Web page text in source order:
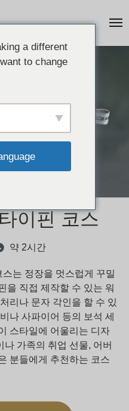
이핀 코스
약 2시간
는 정장을 멋스럽게 꾸밀
을 직접 제작할 수 있는 워
리나 문자 각인을 할 수 있
나 사파이어 등의 보석 세
스타일에 어울리는 디자
가족의 취업 선물, 어버
분들에게 추천하는 코스
a different
to change